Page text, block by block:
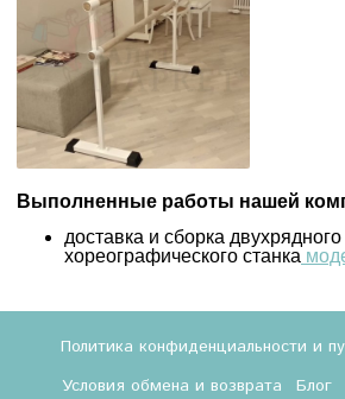
Выполненные работы нашей
доставка и сборка
хореографического станка
Политика конфиденциальности и
Условия обмена и возврата
Блог